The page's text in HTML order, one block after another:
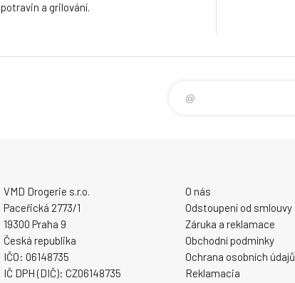
potravin a grilování.
VMD Drogerie s.r.o.
Paceřická 2773/1
19300 Praha 9
Česká republika
IČO: 06148735
IČ DPH (DIČ): CZ06148735
O nás
Odstoupení od smlouvy
Záruka a reklamace
Obchodní podmínky
Ochrana osobních údajů
Reklamacia